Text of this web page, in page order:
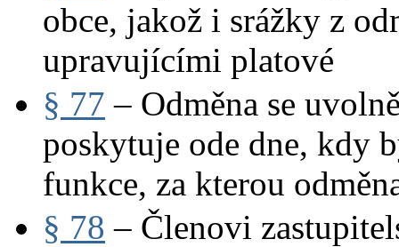
obce, jakož i srážky z
upravujícími platové
§ 77 – Odměna se
poskytuje ode dne, kdy
funkce, za kterou
§ 78 – Členovi